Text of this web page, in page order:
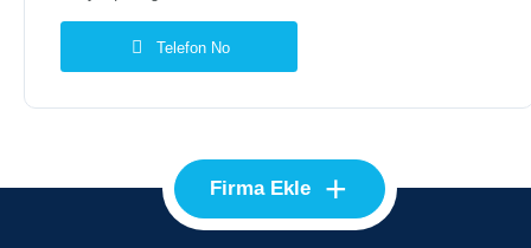
Telefon No
Firma Ekle +